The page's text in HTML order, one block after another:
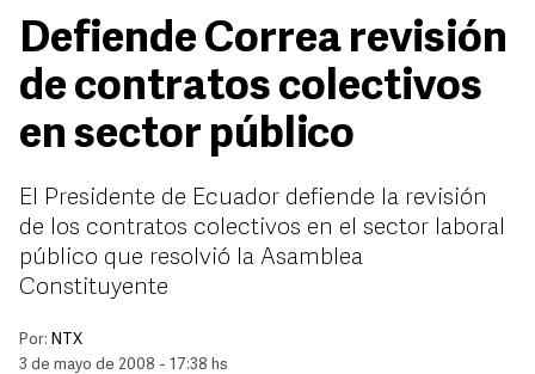
Defiende Correa revisión
de contratos colectivos
en sector público
El Presidente de Ecuador defiende la revisión
de los contratos colectivos en el sector laboral
público que resolvió la Asamblea
Constituyente
Por: NTX
3 de mayo de 2008 - 17:38 hs